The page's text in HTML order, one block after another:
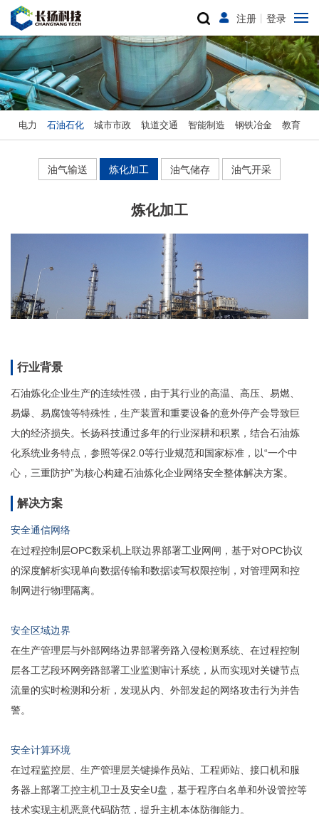
注册 丨登录
电力 石油石化 城市市政 轨道交通 智能制造 钢铁冶金 教育
油气输送 炼化加工 油气储存 油气开采
炼化加工
行业背景
石油炼化企业生产的连续性强，由于其行业的高温、高压、易燃、
易爆、易腐蚀等特殊性，生产装置和重要设备的意外停产会导致巨
大的经济损失。长扬科技通过多年的行业深耕和积累，结合石油炼
化系统业务特点，参照等保2.0等行业规范和国家标准，以“一个中
心，三重防护”为核心构建石油炼化企业网络安全整体解决方案。
解决方案
安全通信网络
在过程控制层OPC数采机上联边界部署工业网闸，基于对OPC协议
的深度解析实现单向数据传输和数据读写权限控制，对管理网和控
制网进行物理隔离。
安全区域边界
在生产管理层与外部网络边界部署旁路入侵检测系统、在过程控制
层各工艺段环网旁路部署工业监测审计系统，从而实现对关键节点
流量的实时检测和分析，发现从内、外部发起的网络攻击行为并告
警。
安全计算环境
在过程监控层、生产管理层关键操作员站、工程师站、接口机和服
务器上部署工控主机卫士及安全U盘，基于程序白名单和外设管控等
技术实现主机恶意代码防范，提升主机本体防御能力。